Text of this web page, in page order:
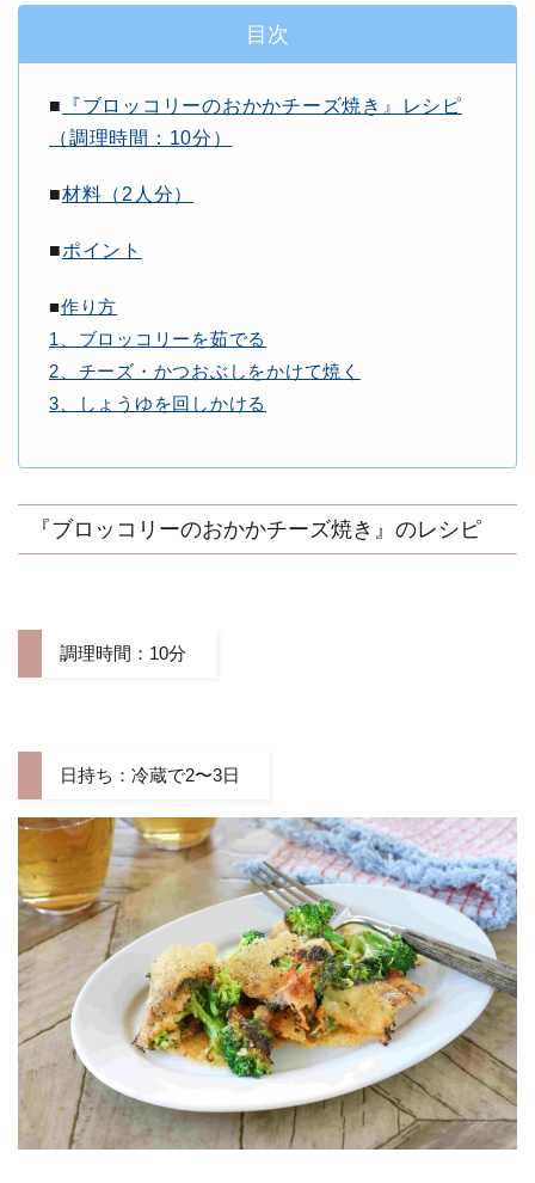
目次
■
『ブロッコリーのおかかチーズ焼き』レシピ
（調理時間：10分 ）
■材料（2 人分）
■ポイント
■作り方
1、ブロッコリーを茹でる
2、チーズ・かつおぶしをかけて焼く
3、しょうゆを回しかける
『ブロッコリーのおかかチーズ焼き』のレシピ
調理時間：10分
日持ち：冷蔵で2〜3日